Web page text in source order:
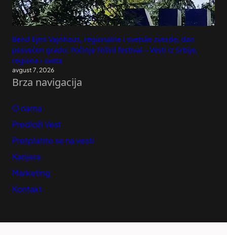
Bend Ejmi Vajnhaus, regionalne i svetske zvezde, dan
posvećen gradu: Počinje Nišvil festival – Vesti iz Srbije,
regiona i sveta
avgust 7, 2026
Brza navigacija
O nama
Predloži Vest
Pretplatite se na vesti
Karijera
Marketing
Kontakt